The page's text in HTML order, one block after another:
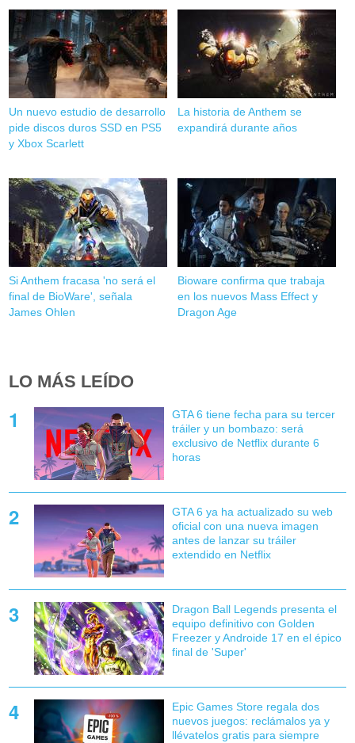
Un nuevo estudio de desarrollo
pide discos duros SSD en PS5
y Xbox Scarlett
La historia de Anthem se
expandirá durante años
Si Anthem fracasa 'no será el
final de BioWare', señala
James Ohlen
Bioware confirma que trabaja
en los nuevos Mass Effect y
Dragon Age
LO MÁS LEÍDO
GTA 6 tiene fecha para su tercer
tráiler y un bombazo: será
exclusivo de Netflix durante 6
horas
GTA 6 ya ha actualizado su web
oficial con una nueva imagen
antes de lanzar su tráiler
extendido en Netflix
Dragon Ball Legends presenta el
equipo definitivo con Golden
Freezer y Androide 17 en el épico
final de 'Super'
Epic Games Store regala dos
nuevos juegos: reclámalos ya y
llévatelos gratis para siempre